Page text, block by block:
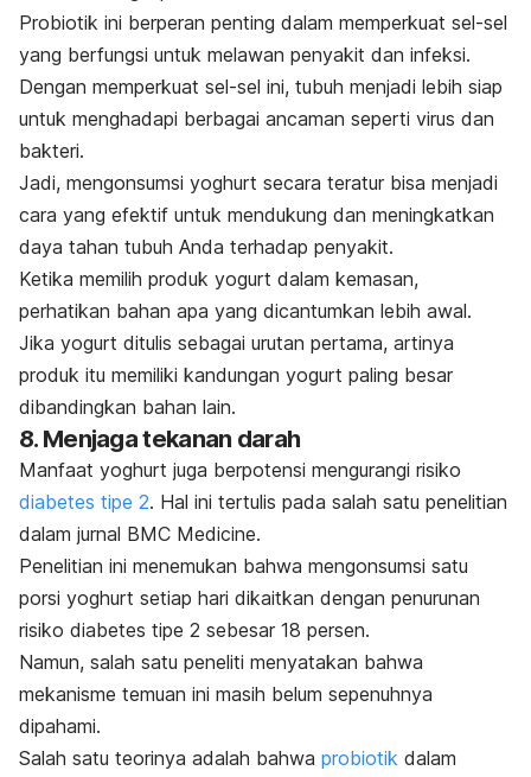
Probiotik ini berperan penting dalam memperkuat sel-sel
yang berfungsi untuk melawan penyakit dan infeksi.
Dengan memperkuat sel-sel ini, tubuh menjadi lebih siap
untuk menghadapi berbagai ancaman seperti virus dan
bakteri.
Jadi, mengonsumsi yoghurt secara teratur bisa menjadi
cara yang efektif untuk mendukung dan meningkatkan
daya tahan tubuh Anda terhadap penyakit.
Ketika memilih produk yogurt dalam kemasan,
perhatikan bahan apa yang dicantumkan lebih awal.
Jika yogurt ditulis sebagai urutan pertama, artinya
produk itu memiliki kandungan yogurt paling besar
dibandingkan bahan lain.
8. Menjaga tekanan darah
Manfaat yoghurt juga berpotensi mengurangi risiko
diabetes tipe 2. Hal ini tertulis pada salah satu penelitian
dalam jurnal BMC Medicine.
Penelitian ini menemukan bahwa mengonsumsi satu
porsi yoghurt setiap hari dikaitkan dengan penurunan
risiko diabetes tipe 2 sebesar 18 persen.
Namun, salah satu peneliti menyatakan bahwa
mekanisme temuan ini masih belum sepenuhnya
dipahami.
Salah satu teorinya adalah bahwa probiotik dalam